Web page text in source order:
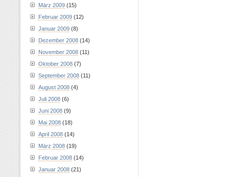
März 2009 (15)
Februar 2009 (12)
Januar 2009 (8)
Dezember 2008 (14)
November 2008 (11)
Oktober 2008 (7)
September 2008 (11)
August 2008 (4)
Juli 2008 (6)
Juni 2008 (9)
Mai 2008 (18)
April 2008 (14)
März 2008 (19)
Februar 2008 (14)
Januar 2008 (21)